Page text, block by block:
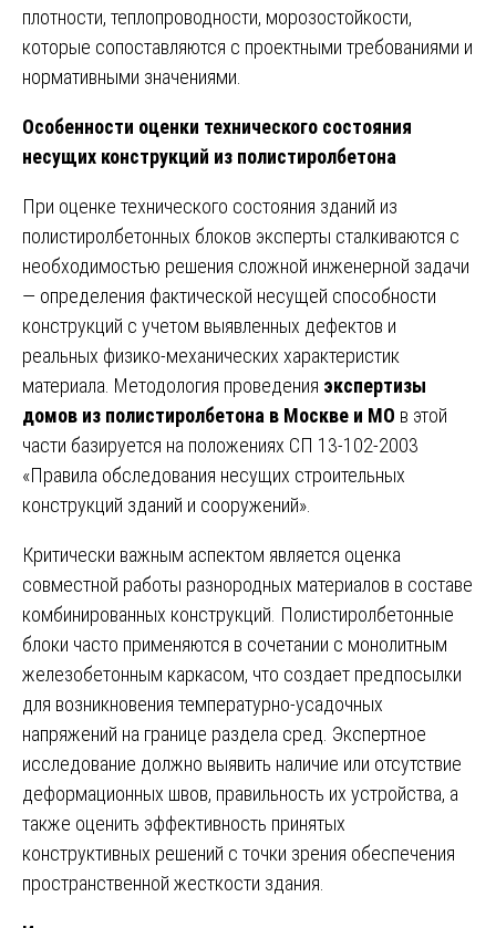
плотности, теплопроводности, морозостойкости,
которые сопоставляются с проектными требованиями и
нормативными значениями.
Особенности оценки технического состояния
несущих конструкций из полистиролбетона
При оценке технического состояния зданий из
полистиролбетонных блоков эксперты сталкиваются с
необходимостью решения сложной инженерной задачи
— определения фактической несущей способности
конструкций с учетом выявленных дефектов и
реальных физико-механических характеристик
материала. Методология проведения экспертизы
домов из полистиролбетона в Москве и МО в этой
части базируется на положениях СП 13-102-2003
«Правила обследования несущих строительных
конструкций зданий и сооружений».
Критически важным аспектом является оценка
совместной работы разнородных материалов в составе
комбинированных конструкций. Полистиролбетонные
блоки часто применяются в сочетании с монолитным
железобетонным каркасом, что создает предпосылки
для возникновения температурно-усадочных
напряжений на границе раздела сред. Экспертное
исследование должно выявить наличие или отсутствие
деформационных швов, правильность их устройства, а
также оценить эффективность принятых
конструктивных решений с точки зрения обеспечения
пространственной жесткости здания.